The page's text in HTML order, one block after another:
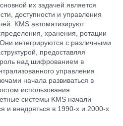
их задачей является
доступности и управления
KMS автоматизируют
хранения, ротации
интегрируются с различными
предоставляя
над шифрованием в
управления
начала развиваться в
использования
системы KMS начали
и внедряться в 1990-х и 2000-х